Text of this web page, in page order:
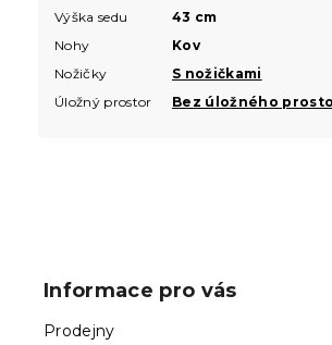
Výška sedu
43 cm
Nohy
Kov
Nožičky
S nožičkami
Úložný prostor
Bez úložného
Informace pro vás
Prodejny